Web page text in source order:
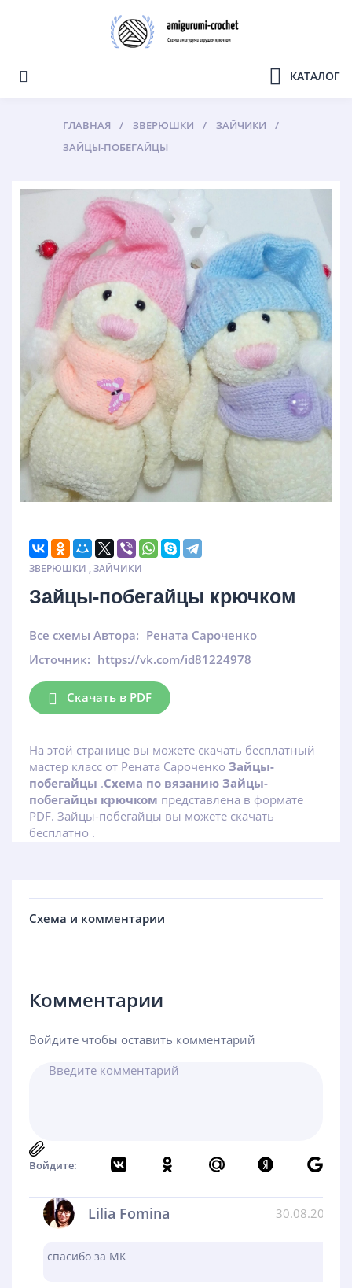
КАТАЛОГ
ГЛАВНАЯ ЗВЕРЮШКИ
ЗАЙЧИКИ
ЗАЙЦЫ-ПОБЕГАЙЦЫ
ЗВЕРЮШКИ ,ЗАЙЧИКИ
Зайцы-побегайцы крючком
Все схемы Автора: Рената Сароченко
Источник: https://vk.com/id81224978
Скачать в PDF
На этой странице вы можете скачать бесплатный
мастер класс от Рената Сароченко Зайцы-
побегайцы .Схема по вязанию Зайцы-
побегайцы крючком представлена в формате
PDF. Зайцы-побегайцы вы можете скачать
бесплатно .
Схема и комментарии
Комментарии
Войдите чтобы оставить комментарий
Войдите:
Lilia Fomina 30.08.2024
спасибо за МК